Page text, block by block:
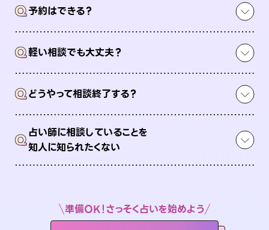
Q予約はできる？
Q軽い相談でも大丈夫？
Qどうやって相談終了する？
Q占い師に相談していることを
知人に知られたくない
準備OK！さっそく占いを始めよう